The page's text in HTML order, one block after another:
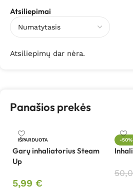
Atsiliepimai
Atsiliepimų dar nėra.
Panašios prekės
IŠPARDUOTA
Garų inhaliatorius Steam
Up
5,99 €
-50%